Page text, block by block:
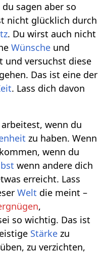
sagen aber so
nicht glücklich durch
. Du wirst auch nicht
Wünsche und
und versuchst diese
Das ist eine der
. Lass dich davon
arbeitest, wenn du
zu haben. Wenn
wenn du
wenn andere dich
erreicht. Lass
Welt die meint –
,
so wichtig. Das ist
Stärke zu
zu verzichten,